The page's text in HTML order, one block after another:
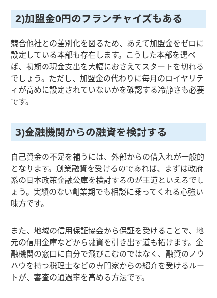
2)加盟金0円のフランチャイズもある
競合他社との差別化を図るため、あえて加盟金をゼロに
設定している本部も存在します。こうした本部を選べ
ば、初期の現金支出を大幅におさえてスタートを切れる
でしょう。ただし、加盟金の代わりに毎月のロイヤリテ
ィが高めに設定されていないかを確認する冷静さも必要
です。
3)金融機関からの融資を検討する
自己資金の不足を補うには、外部からの借入れが一般的
となります。創業融資を受けるのであれば、まずは政府
系の日本政策金融公庫を検討するのが王道といえるでし
ょう。実績のない創業期でも相談に乗ってくれる心強い
味方です。
また、地域の信用保証協会から保証を受けることで、地
元の信用金庫などから融資を引き出す道も拓けます。金
融機関の窓口に自分で飛びこむのではなく、融資のノウ
ハウを持つ税理士などの専門家からの紹介を受けるルー
トが、審査の通過率を高める方法です。